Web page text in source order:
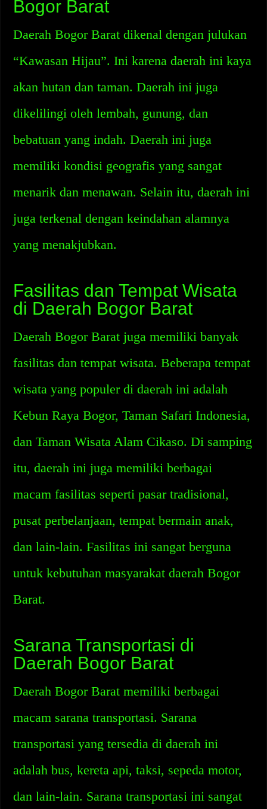
Bogor Barat
Daerah Bogor Barat dikenal dengan julukan
“Kawasan Hijau”. Ini karena daerah ini kaya
akan hutan dan taman. Daerah ini juga
dikelilingi oleh lembah, gunung, dan
bebatuan yang indah. Daerah ini juga
memiliki kondisi geografis yang sangat
menarik dan menawan. Selain itu, daerah ini
juga terkenal dengan keindahan alamnya
yang menakjubkan.
Fasilitas dan Tempat Wisata
di Daerah Bogor Barat
Daerah Bogor Barat juga memiliki banyak
fasilitas dan tempat wisata. Beberapa tempat
wisata yang populer di daerah ini adalah
Kebun Raya Bogor, Taman Safari Indonesia,
dan Taman Wisata Alam Cikaso. Di samping
itu, daerah ini juga memiliki berbagai
macam fasilitas seperti pasar tradisional,
pusat perbelanjaan, tempat bermain anak,
dan lain-lain. Fasilitas ini sangat berguna
untuk kebutuhan masyarakat daerah Bogor
Barat.
Sarana Transportasi di
Daerah Bogor Barat
Daerah Bogor Barat memiliki berbagai
macam sarana transportasi. Sarana
transportasi yang tersedia di daerah ini
adalah bus, kereta api, taksi, sepeda motor,
dan lain-lain. Sarana transportasi ini sangat